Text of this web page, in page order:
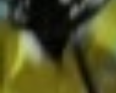
Urlaub
Tagung & Event